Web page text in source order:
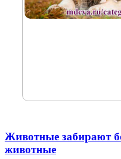
Животные забирают
животные